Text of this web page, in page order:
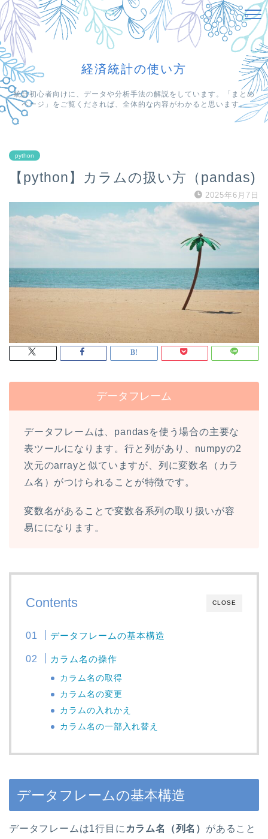
経済統計の使い方
統計初心者向けに、データや分析手法の解説をしています。「まとめ
ページ」をご覧くだされば、全体的な内容がわかると思います。
python
【python】カラムの扱い方（pandas)
2025年6月7日
データフレーム
データフレームは、pandasを使う場合の主要な
表ツールになります。行と列があり、numpyの2
次元のarrayと似ていますが、列に変数名（カラ
ム名）がつけられることが特徴です。
変数名があることで変数各系列の取り扱いが容
易にになります。
CLOSE
Contents
データフレームの基本構造
カラム名の操作
カラム名の取得
カラム名の変更
カラムの入れかえ
カラム名の一部入れ替え
データフレームの基本構造
データフレームは1行目に カラム名（列名） があること